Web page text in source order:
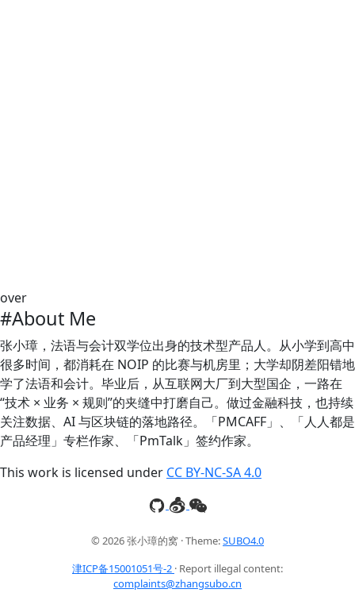
over
#About Me
张小璋，法语与会计双学位出身的技术型产品人。从小学到高中
很多时间，都消耗在 NOIP 的比赛与机房里；大学却阴差阳错地
学了法语和会计。毕业后，从互联网大厂到大型国企，一路在
“技术 × 业务 × 规则”的夹缝中打磨自己。做过金融科技，也持续
关注数据、AI 与区块链的落地路径。「PMCAFF」、「人人都是
产品经理」专栏作家、「PmTalk」签约作家。
This work is licensed under CC BY-NC-SA 4.0
© 2026 张小璋的窝 · Theme:SUBO4.0
津ICP备15001051号-2 · Report illegal content:
complaints@zhangsubo.cn